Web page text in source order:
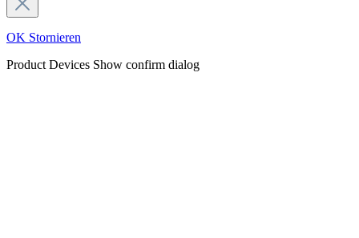
OK Stornieren
Product Devices Show confirm dialog